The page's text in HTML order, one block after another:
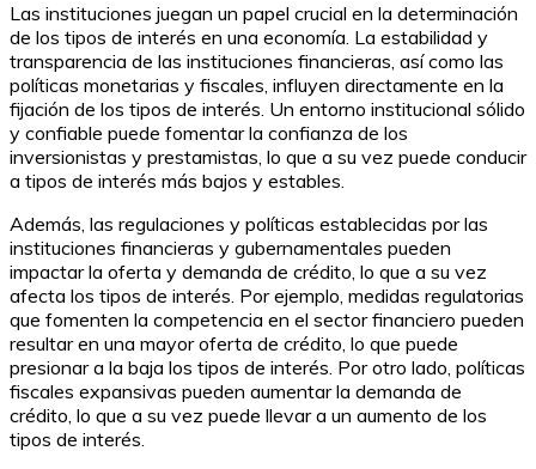
Las instituciones juegan un papel crucial en la determinación
de los tipos de interés en una economía. La estabilidad y
transparencia de las instituciones financieras, así como las
políticas monetarias y fiscales, influyen directamente en la
fijación de los tipos de interés. Un entorno institucional sólido
y confiable puede fomentar la confianza de los
inversionistas y prestamistas, lo que a su vez puede conducir
a tipos de interés más bajos y estables.
Además, las regulaciones y políticas establecidas por las
instituciones financieras y gubernamentales pueden
impactar la oferta y demanda de crédito, lo que a su vez
afecta los tipos de interés. Por ejemplo, medidas regulatorias
que fomenten la competencia en el sector financiero pueden
resultar en una mayor oferta de crédito, lo que puede
presionar a la baja los tipos de interés. Por otro lado, políticas
fiscales expansivas pueden aumentar la demanda de
crédito, lo que a su vez puede llevar a un aumento de los
tipos de interés.